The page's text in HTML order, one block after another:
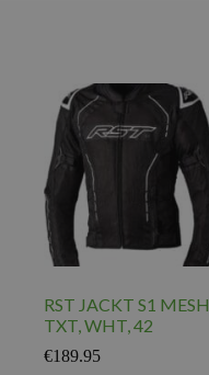
RST JACKT S1 MESH
TXT, WHT, 42
€189.95